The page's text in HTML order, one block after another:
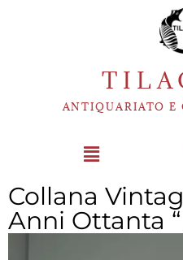
ANTIQUARIATO E
Collana
Anni Ottanta